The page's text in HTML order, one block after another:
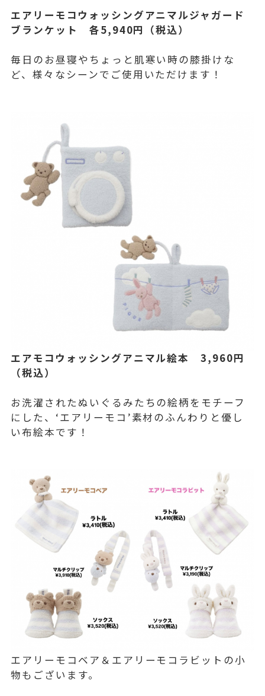
エアリーモコウォッシングアニマルジャガード
ブランケット 各5,940円（税込）
毎日のお昼寝やちょっと肌寒い時の膝掛けな
ど、様々なシーンでご使用いただけます！
エアモコウォッシングアニマル絵本 3,960円
（税込）
お洗濯されたぬいぐるみたちの絵柄をモチーフ
にした、‘エアリーモコ’素材のふんわりと優し
い布絵本です！
エアリーモコベア＆エアリーモコラビットの小
物もございます。